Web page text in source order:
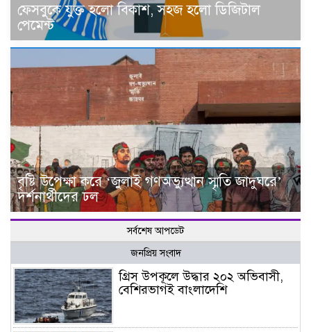
ফেসবুকে যুক্ত হলো বিকাশ, সহজ হলো ডিজিটাল
পেমেন্ট
বৃষ্টি উপেক্ষা করে ‘জুলাই গণঅভ্যুত্থান স্মৃতি জাদুঘরে’
দর্শনার্থীদের ঢল
সর্বশেষ আপডেট
জনপ্রিয় সংবাদ
গ্রিস উপকূলে উদ্ধার ২০২ অভিবাসী,
বেশিরভাগই বাংলাদেশি